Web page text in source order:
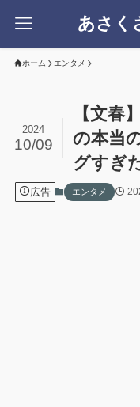
あさく
ホーム エンタメ
【文春
の本当
グすぎ
2024
10/09
広告 エンタメ